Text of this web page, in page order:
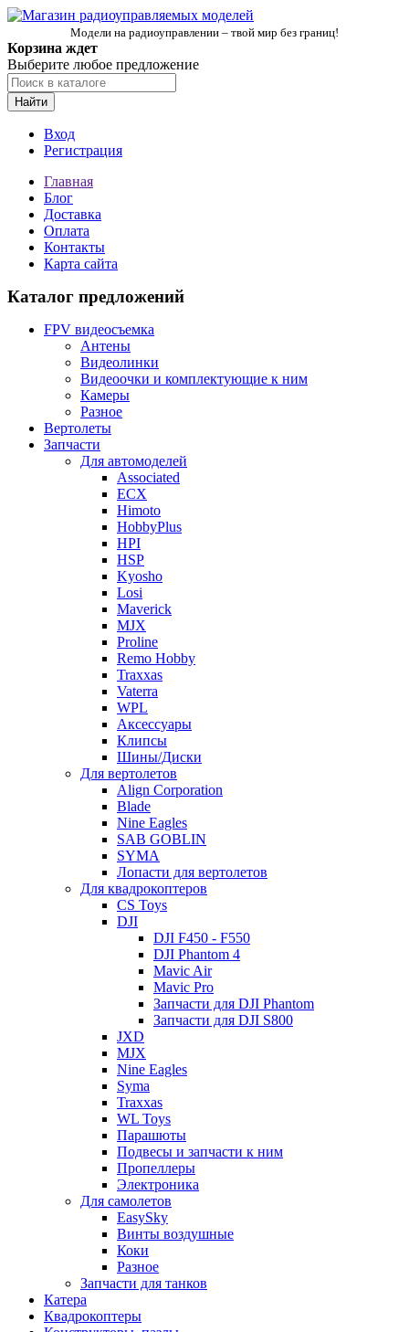
Модели на радиоуправлении – твой мир без границ!
Корзина ждет
Выберите любое предложение
Найти
Вход
Регистрация
Главная
Блог
Доставка
Оплата
Контакты
Карта сайта
Каталог предложений
FPV видеосъемка
Антены
Видеолинки
Видеоочки и комплектующие к ним
Камеры
Разное
Вертолеты
Запчасти
Для автомоделей
Associated
ECX
Himoto
HobbyPlus
HPI
HSP
Kyosho
Losi
Maverick
MJX
Proline
Remo Hobby
Traxxas
Vaterra
WPL
Аксессуары
Клипсы
Шины/Диски
Для вертолетов
Align Corporation
Blade
Nine Eagles
SAB GOBLIN
SYMA
Лопасти для вертолетов
Для квадрокоптеров
CS Toys
DJI
DJI F450 - F550
DJI Phantom 4
Mavic Air
Mavic Pro
Запчасти для DJI Phantom
Запчасти для DJI S800
JXD
MJX
Nine Eagles
Syma
Traxxas
WL Toys
Парашюты
Подвесы и запчасти к ним
Пропеллеры
Электроника
Для самолетов
EasySky
Винты воздушные
Коки
Разное
Запчасти для танков
Катера
Квадрокоптеры